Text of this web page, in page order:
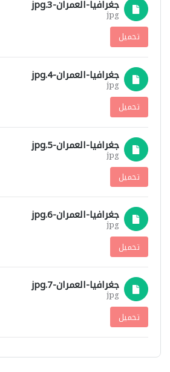
جغرافيا-العمران-3.jpg
jpg
تحميل
جغرافيا-العمران-4.jpg
jpg
تحميل
جغرافيا-العمران-5.jpg
jpg
تحميل
جغرافيا-العمران-6.jpg
jpg
تحميل
جغرافيا-العمران-7.jpg
jpg
تحميل